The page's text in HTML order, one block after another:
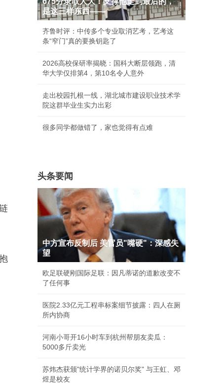
是这三样东西——
齐鲁时评：中传多个专业取消艺考，艺考这
条“窄门”真的要换钥匙了
2026高校保研率揭晓：国科大断层领跑，清
华大学仅排第4，第10名令人意外
走出校园扎根一线，湖北城市建设职业技术学
院这群毕业生实力出彩
很多同学都做错了，家也觉得有点难
头条要闻
中方宣布反制后 美官员"嘴硬"：深感失
望
欧足联硬刚国际足联：因凡蒂诺的道歉改变不
了任何事
医院2.33亿元工程串标案细节披露：四人在厕
所内协商
河南小哥开16小时车到杭州帮朋友卖瓜：
5000多斤卖光
苏炜杰获颁"统计学界的诺贝尔奖" 与王虹、邓
煜是校友